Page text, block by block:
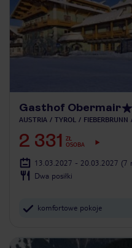
Gasthof Obermair
AUSTRIA TYROL FIEBERBRUNN
2 331
ZŁ
OSOBA
13.03.2027 - 20.03.2027 (7
Dwa posiłki
komfortowe pokoje